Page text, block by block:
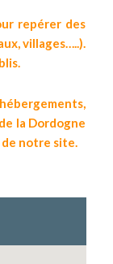
repérer des
villages…..).
la Dordogne
notre site.